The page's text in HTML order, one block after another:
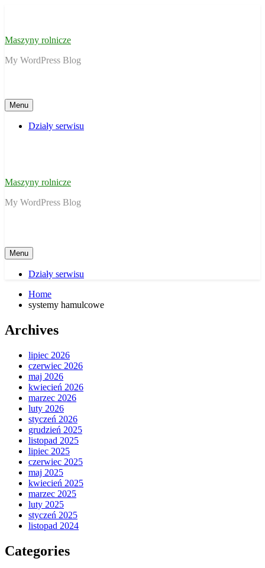
Maszyny rolnicze
My WordPress Blog
Menu
Działy serwisu
Maszyny rolnicze
My WordPress Blog
Menu
Działy serwisu
Home
systemy hamulcowe
Archives
lipiec 2026
czerwiec 2026
maj 2026
kwiecień 2026
marzec 2026
luty 2026
styczeń 2026
grudzień 2025
listopad 2025
lipiec 2025
czerwiec 2025
maj 2025
kwiecień 2025
marzec 2025
luty 2025
styczeń 2025
listopad 2024
Categories